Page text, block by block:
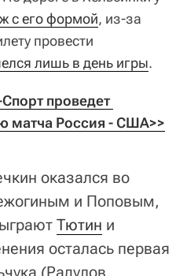
с его формой, из-за
провести
лишь в день игры.
проведет
матча Россия - США>>
оказался во
и Поповым,
Тютин и
осталась первая
(Радулов,